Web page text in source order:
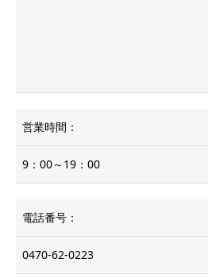
営業時間：
9：00～19：00
電話番号：
0470-62-0223